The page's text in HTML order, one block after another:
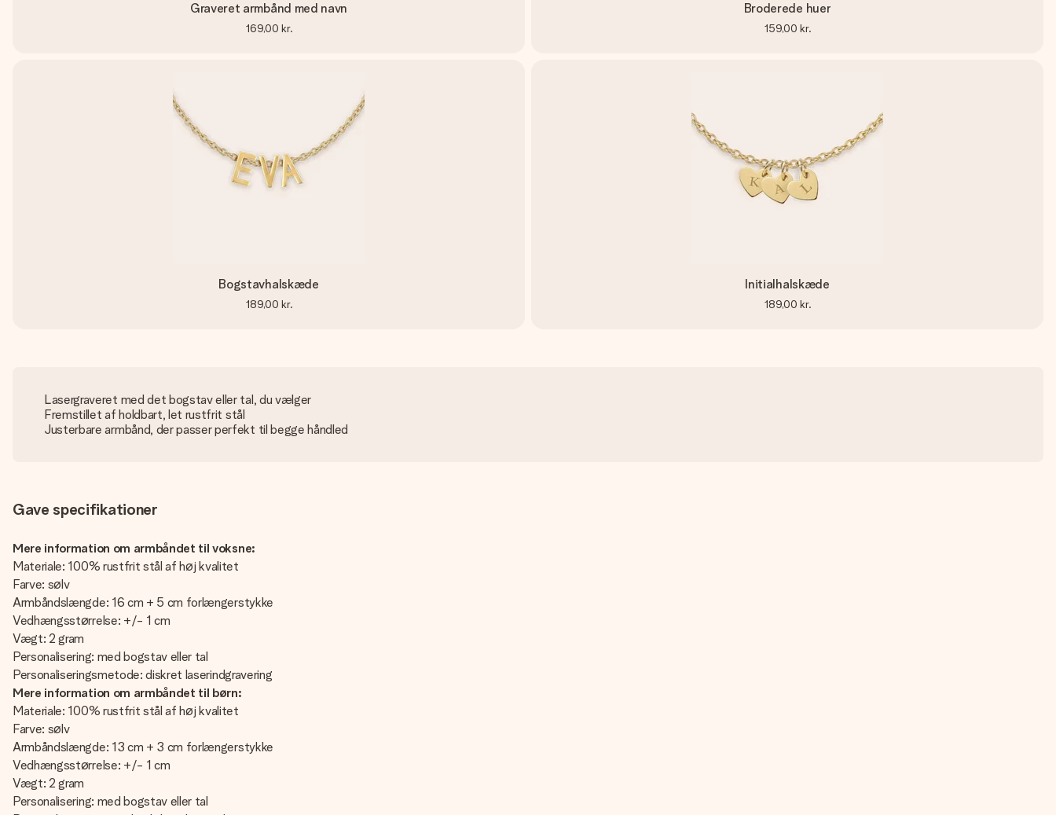
Graveret armbånd med navn
169,00 kr.
Broderede huer
159,00 kr.
Bogstavhalskæde
189,00 kr.
Initialhalskæde
189,00 kr.
Lasergraveret med det bogstav eller tal, du vælger
Fremstillet af holdbart, let rustfrit stål
Justerbare armbånd, der passer perfekt til begge håndled
Gave specifikationer
Mere information om armbåndet til voksne:
Materiale: 100% rustfrit stål af høj kvalitet
Farve: sølv
Armbåndslængde: 16 cm + 5 cm forlængerstykke
Vedhængsstørrelse: +/- 1 cm
Vægt: 2 gram
Personalisering: med bogstav eller tal
Personaliseringsmetode: diskret laserindgravering
Mere information om armbåndet til børn:
Materiale: 100% rustfrit stål af høj kvalitet
Farve: sølv
Armbåndslængde: 13 cm + 3 cm forlængerstykke
Vedhængsstørrelse: +/- 1 cm
Vægt: 2 gram
Personalisering: med bogstav eller tal